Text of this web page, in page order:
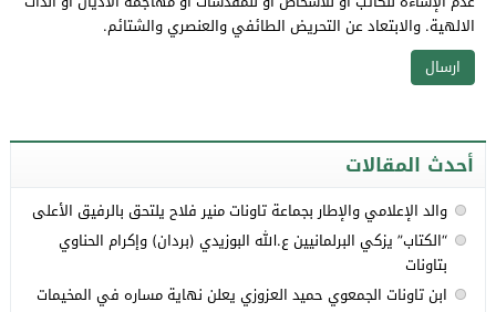
الالهية. والابتعاد عن التحريض الطائفي والعنصري والشتائم.
أحدث المقالات
والد الإعلامي والإطار بجماعة تاونات منير فلاح يلتحق بالرفيق الأعلى
“الكتاب” يزكي البرلمانيين ع.الله البوزيدي (بردان) وإكرام الحناوي
بتاونات
ابن تاونات الجمعوي حميد العزوزي يعلن نهاية مساره في المخيمات